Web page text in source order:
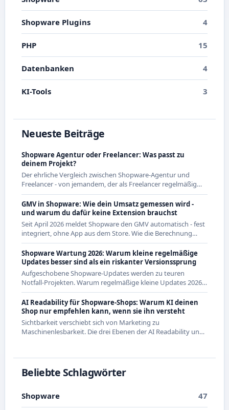
Shopware Plugins 4
PHP 15
Datenbanken 4
KI-Tools 3
Neueste Beiträge
Shopware Agentur oder Freelancer: Was passt zu
deinem Projekt?
Der ehrliche Vergleich zwischen Shopware-Agentur und
Freelancer - von jemandem, der als Freelancer regelmäßig
mit Agenturen zusammenarbeitet und beide Seiten kennt.
GMV in Shopware: Wie dein Umsatz gemessen wird -
und warum du dafür keine Extension brauchst
Seit April 2026 meldet Shopware den GMV automatisch - fest
integriert, ohne App aus dem Store. Wie die Berechnung
genau funktioniert und was das für CE-Händler bedeutet.
Shopware Wartung 2026: Warum kleine regelmäßige
Updates besser sind als ein riskanter Versionssprung
Aufgeschobene Shopware-Updates werden zu teuren
Notfall-Projekten. Warum regelmäßige kleine Updates 2026
die wirtschaftlichere Strategie sind - mit Beispielen aus den
letzten Releases.
AI Readability für Shopware-Shops: Warum KI deinen
Shop nur empfehlen kann, wenn sie ihn versteht
Sichtbarkeit verschiebt sich von Marketing zu
Maschinenlesbarkeit. Die drei Ebenen der AI Readability und
Beliebte Schlagwörter
Shopware 47